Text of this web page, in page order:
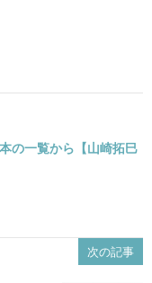
の一覧から【山崎拓巳
次の記事